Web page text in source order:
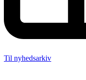
Til nyhedsarkiv